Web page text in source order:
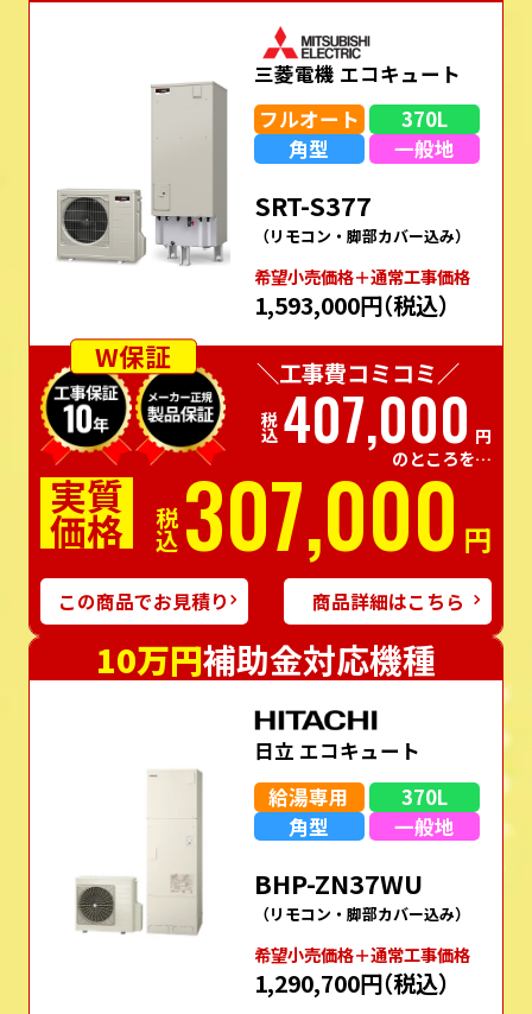
三菱電機 エコキュート
フルオート
370L
角型
一般地
SRT-S377
（リモコン・脚部カバー込み）
希望⼩売価格＋通常⼯事価格
1,593,000円（税込）
W保証
＼工事費コミコミ／
税込407,000 円
のところを…
実質
価格 税込307,000 円
この商品でお見積り 商品詳細はこちら
10万円補助金対応機種
日立 エコキュート
給湯専用
370L
角型
一般地
BHP-ZN37WU
（リモコン・脚部カバー込み）
希望⼩売価格＋通常⼯事価格
1,290,700円（税込）